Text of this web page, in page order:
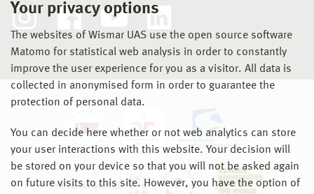
Your privacy options
The websites of Wismar UAS use the open source software
Matomo for statistical web analysis in order to constantly
improve the user experience for you as a visitor. All data is
collected in anonymised form in order to guarantee the
protection of personal data.
You can decide here whether or not web analytics can store
your user interactions with this website. Your decision will
be stored on your device so that you will not be asked again
on future visits to this site. However, you have the option of